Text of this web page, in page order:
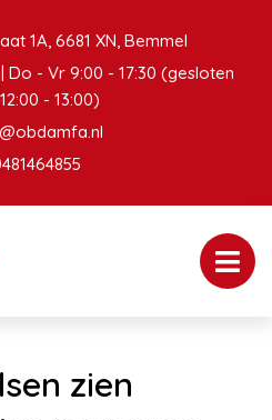
1A, 6681 XN, Bemmel
Do - Vr 9:00 - 17:30 (gesloten
- 13:00)
zien